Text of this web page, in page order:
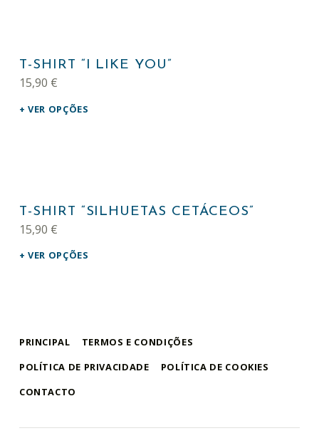
T-SHIRT “I LIKE YOU”
15,90 €
VER OPÇÕES
T-SHIRT “SILHUETAS CETÁCEOS”
15,90 €
VER OPÇÕES
PRINCIPAL
TERMOS E CONDIÇÕES
POLÍTICA DE PRIVACIDADE
POLÍTICA DE COOKIES
CONTACTO